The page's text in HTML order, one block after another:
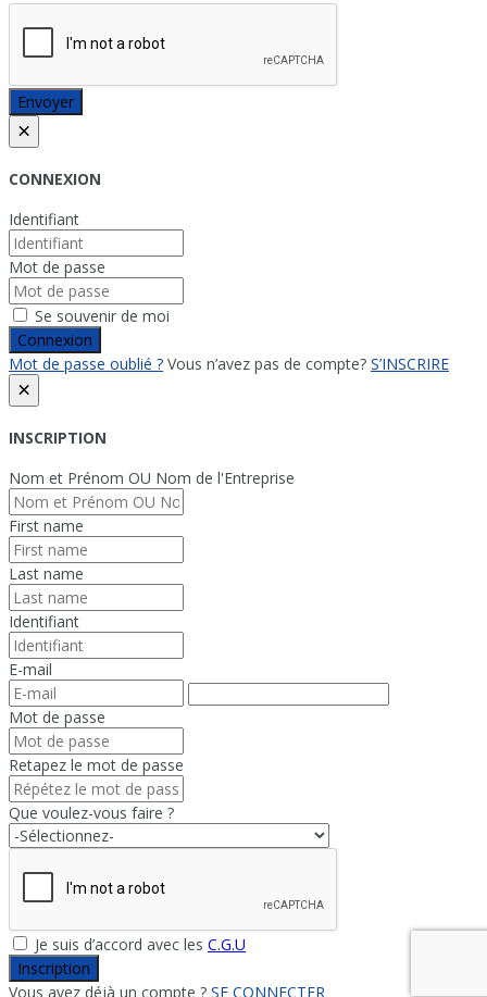
Envoyer
×
CONNEXION
Identifiant
Mot de passe
Se souvenir de moi
Connexion
Mot de passe oublié ? Vous n’avez pas de compte? S’INSCRIRE
×
INSCRIPTION
Nom et Prénom OU Nom de l'Entreprise
First name
Last name
Identifiant
E-mail
Mot de passe
Retapez le mot de passe
Que voulez-vous faire ?
Je suis d’accord avec les C.G.U
Inscription
Vous avez déjà un compte ? SE CONNECTER